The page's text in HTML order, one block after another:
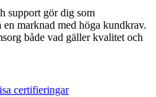
support gör dig som
marknad med höga kundkrav.
både vad gäller kvalitet och
certifieringar